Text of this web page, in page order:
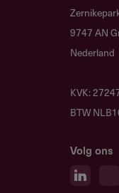
9747 AN
Nederland
KVK:
BTW
Volg ons